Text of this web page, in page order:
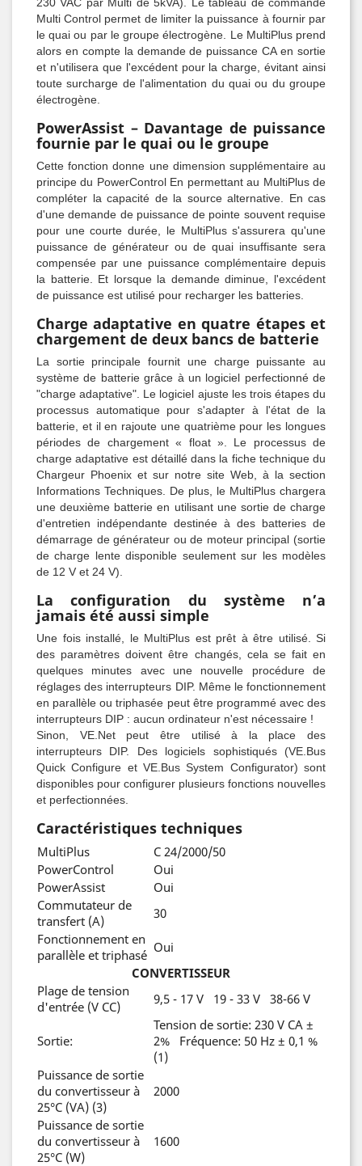
Multi Control permet de limiter la puissance à fournir par
le quai ou par le groupe électrogène. Le MultiPlus prend
alors en compte la demande de puissance CA en sortie
et n'utilisera que l'excédent pour la charge, évitant ainsi
toute surcharge de l'alimentation du quai ou du groupe
électrogène.
PowerAssist – Davantage de puissance
fournie par le quai ou le groupe
Cette fonction donne une dimension supplémentaire au
principe du PowerControl En permettant au MultiPlus de
compléter la capacité de la source alternative. En cas
d'une demande de puissance de pointe souvent requise
pour une courte durée, le MultiPlus s'assurera qu'une
puissance de générateur ou de quai insuffisante sera
compensée par une puissance complémentaire depuis
la batterie. Et lorsque la demande diminue, l'excédent
de puissance est utilisé pour recharger les batteries.
Charge adaptative en quatre étapes et
chargement de deux bancs de batterie
La sortie principale fournit une charge puissante au
système de batterie grâce à un logiciel perfectionné de
"charge adaptative". Le logiciel ajuste les trois étapes du
processus automatique pour s'adapter à l'état de la
batterie, et il en rajoute une quatrième pour les longues
périodes de chargement « float ». Le processus de
charge adaptative est détaillé dans la fiche technique du
Chargeur Phoenix et sur notre site Web, à la section
Informations Techniques. De plus, le MultiPlus chargera
une deuxième batterie en utilisant une sortie de charge
d'entretien indépendante destinée à des batteries de
démarrage de générateur ou de moteur principal (sortie
de charge lente disponible seulement sur les modèles
de 12 V et 24 V).
La configuration du système n’a
jamais été aussi simple
Une fois installé, le MultiPlus est prêt à être utilisé. Si
des paramètres doivent être changés, cela se fait en
quelques minutes avec une nouvelle procédure de
réglages des interrupteurs DIP. Même le fonctionnement
en parallèle ou triphasée peut être programmé avec des
interrupteurs DIP : aucun ordinateur n'est nécessaire !
Sinon, VE.Net peut être utilisé à la place des
interrupteurs DIP. Des logiciels sophistiqués (VE.Bus
Quick Configure et VE.Bus System Configurator) sont
disponibles pour configurer plusieurs fonctions nouvelles
et perfectionnées.
Caractéristiques techniques
MultiPlus
C 24/2000/50
PowerControl
Oui
PowerAssist
Oui
Commutateur de
transfert (A)
30
Fonctionnement en
parallèle et triphasé Oui
CONVERTISSEUR
Plage de tension
d'entrée (V CC)
9,5 - 17 V 19 - 33 V 38-66 V
Sortie:
Tension de sortie: 230 V CA ±
2% Fréquence: 50 Hz ± 0,1 %
(1)
Puissance de sortie
du convertisseur à
25°C (VA) (3)
2000
Puissance de sortie
du convertisseur à
25°C (W)
1600